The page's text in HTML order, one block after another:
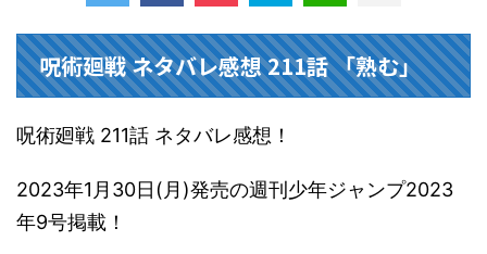
呪術廻戦 ネタバレ感想 211話 「熟む」
呪術廻戦 211話 ネタバレ感想！
2023年1月30日(月)発売の週刊少年ジャンプ2023
年9号掲載！